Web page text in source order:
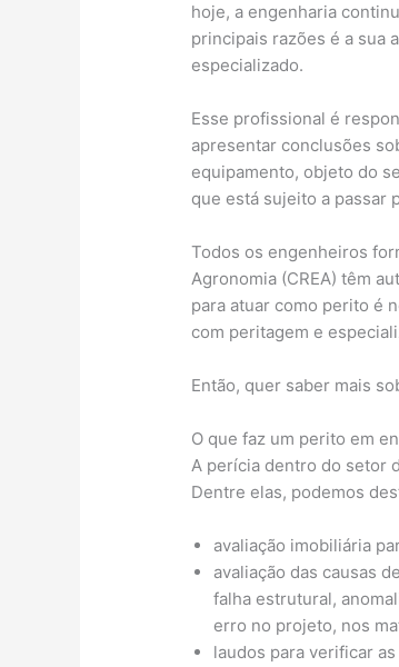
hoje, a engenharia
principais razões é a sua
especializado.
Esse profissional é
apresentar conclusões
equipamento, objeto do
que está sujeito a passar
Todos os engenheiros
Agronomia (CREA) têm
para atuar como perito é
com peritagem e
Então, quer saber mais
O que faz um perito em
A perícia dentro do setor
Dentre elas, podemos
avaliação imobiliária
avaliação das causas
falha estrutural,
erro no projeto, nos
laudos para verificar